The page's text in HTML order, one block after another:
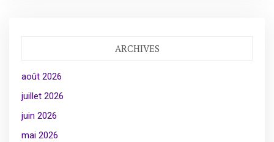
ARCHIVES
août 2026
juillet 2026
juin 2026
mai 2026